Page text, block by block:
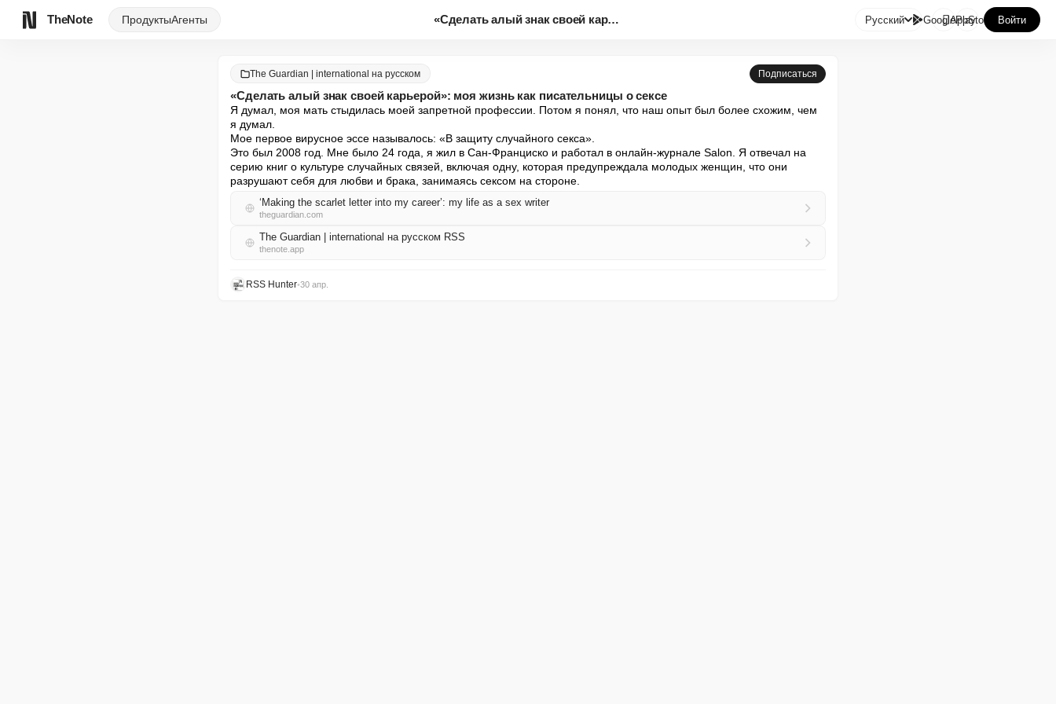
TheNote ПродуктыАгенты «Сделать алый знак своей карье... Русский GooglePlay
AppStore Войти
The Guardian | international на русском Подписаться
«Сделать алый знак своей карьерой»: моя жизнь как писательницы о сексе
Я думал, моя мать стыдилась моей запретной профессии. Потом я понял, что наш опыт был более схожим, чем
я думал.
Мое первое вирусное эссе называлось: «В защиту случайного секса».
Это был 2008 год. Мне было 24 года, я жил в Сан-Франциско и работал в онлайн-журнале Salon. Я отвечал на
серию книг о культуре случайных связей, включая одну, которая предупреждала молодых женщин, что они
разрушают себя для любви и брака, занимаясь сексом на стороне.
‘Making the scarlet letter into my career’: my life as a sex writer
theguardian.com
The Guardian | international на русском RSS
thenote.app
RSS Hunter•30 апр.